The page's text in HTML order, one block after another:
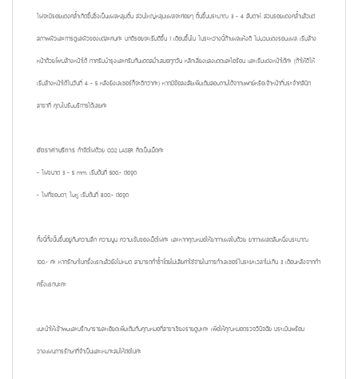
ไฝจะมีรอยแดงคล้ำเกิดขึ้นซึ่งเป็นแผลหลุมตื้น ส่วนใหญ่หลุมแผลจะค่อยๆ ตื้นขึ้นประมาณ 3 - 4 สัปดาห์ ส่วนรอยแดงคล้ำแล้วแต่
สภาพผิวและการดูแลผิวของแต่ละคนค่ะ ปกติรอยจะเริ่มดีขึ้น 1 เดือนขึ้นไป ในระหว่างนี้ถ้าแผลแห้งดี ไม่บวมแดงรอบแผล เริ่มล้าง
หน้าด้วยโฟมล้างหน้าได้ ทาครีมบำรุงและครีมกันแดดสม่ำเสมอทุกวัน หลีกเลี่ยงแสงแดดและไอร้อน และเริ่มแต่งหน้าได้ค่ะ (ถ้าให้ดีให้
เริ่มล้างหน้าได้ในวันที่ 4 - 5 หลังยิงเลเซอร์ก็จะดีกว่าค่ะ) หากมีข้อสงสัยเพิ่มเติมสอบถามได้จากแพทย์หรือเจ้าหน้าที่ประจำคลินิก
สาขาที่ คุณไปรับบริการได้เลยค่ะ
อัตราค่าบริการ กำจัดไฝด้วย CO2 LASER คิดเป็นเม็ดค่ะ
- ไฝขนาด 3 - 5 mm. เริ่มต้นที่ 500.- ต่อจุด
- ไฝที่ขอบตา, ใบหู เริ่มต้นที่ 800.- ต่อจุด
ทั้งนี้ทั้งนั้นขึ้นอยู่กับความลึก ความนูน ความเข้มของเม็ดไฝค่ะ และหากคุณหมอให้ยาทาแผลไปด้วย ยาทาแผลตลับหนึ่งประมาณ
100.- ค่ะ หากรักษาไปครั้งแรกแล้วยังไม่หมด สามารถทำซ้ำโดยไม่เสียค่าใช้จ่ายในการทำเลเซอร์ในระยะเวลาไม่เกิน 3 เดือนหลังจากทำ
ครั้งแรกนะคะ
แนะนำให้เข้าพบและปรึกษารายละเอียดเพิ่มเติมกับคุณหมอที่สาขาเชียงรายดูนะคะ เพื่อให้คุณหมอตรวจวินิจฉัย ประเมินพร้อม
วางแผนการรักษาที่จำเป็นและเหมาะสมให้ต่อไปค่ะ